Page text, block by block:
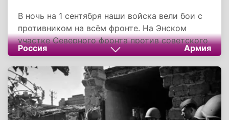
В ночь на 1 сентября наши войска вели бои с
противником на всём фронте. На Энском
участке Северного фронта против советского
полка враг бросил немецкую дивизию «СС» и
белофинскую бригаду. Красноармейцы
мужественно оборонялись и срывали все
планы немецкого командования. Вскоре к
нашему полку присоединилась ещё одна
часть.
Россия Армия